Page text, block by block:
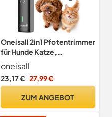
Oneisall 2in1 Pfotentrimmer
für Hunde Katze,
Ganzkörper, Micro-USB-
Ladung
oneisall
23,17 € 27,99 €
ZUM ANGEBOT